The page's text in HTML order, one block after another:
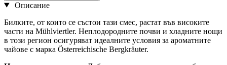
Описание
Билките, от които се състои тази смес, растат във високите
части на Mühlviertler. Неплодородните почви и хладните нощи
в този регион осигуряват идеалните условия за ароматните
чайове с марка Österreichische Bergkräuter.